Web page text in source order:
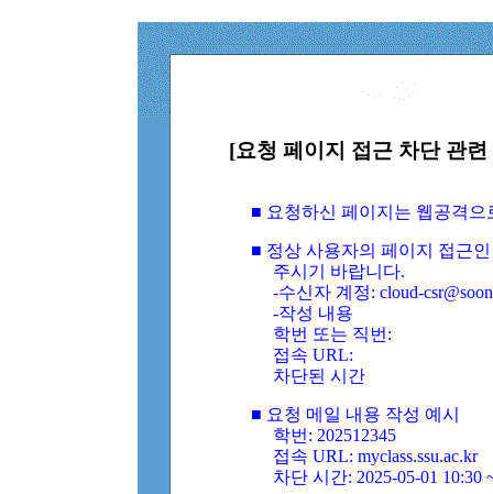
[요청 페이지 접근 차단 관
■ 요청하신 페이지는 웹공격
■ 정상 사용자의 페이지 접근
주시기 바랍니다.
-수신자 계정: cloud-
-작성 내용
학번 또는 직번:
접속 URL:
차단된 시간
■ 요청 메일 내용 작성 예시
학번: 202512345
접속 URL: myclass.ssu.ac.kr
차단 시간: 2025-05-01 10:30